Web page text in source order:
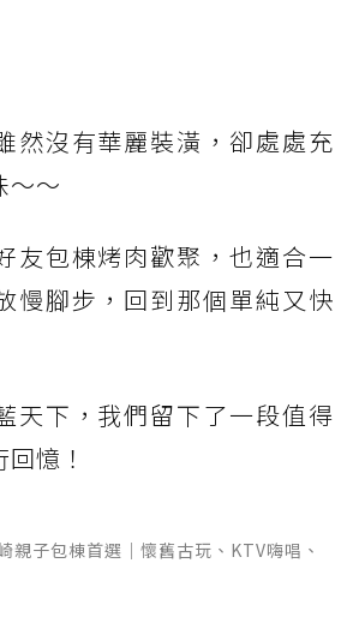
然沒有華麗裝潢，卻處處充
～～
友包棟烤肉歡聚，也適合一
慢腳步，回到那個單純又快
天下，我們留下了一段值得
憶！
親子包棟首選｜懷舊古玩、KTV嗨唱、